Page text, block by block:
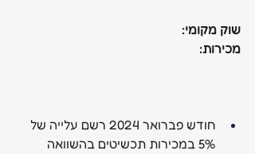
שוק מקומי:
מכירות:
חודש פברואר 2024 רשם עלייה של
5% במכירות תכשיטים בהשוואה